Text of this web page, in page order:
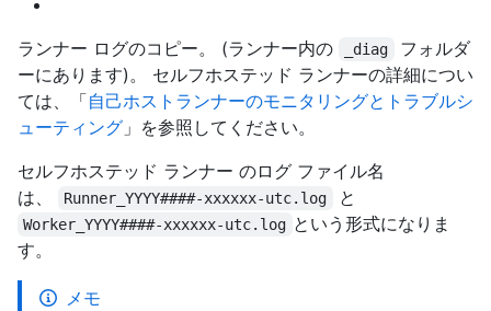
ランナー ログのコピー。 (ランナー内の _diag
フォルダ
ーにあります)。 セルフホステッド ランナーの詳細につい
ては、「自己ホストランナーのモニタリングとトラブルシ
ューティング 」を参照してください。
セルフホステッド ランナー のログ ファイル名
は、
Runner_YYYY####-xxxxxx-utc.log と
Worker_YYYY####-xxxxxx-utc.log という形式になりま
す。
メモ